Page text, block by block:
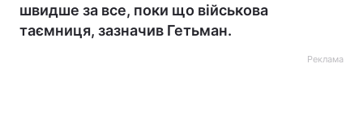
швидше за все, поки що військова
таємниця, зазначив Гетьман.
Реклама